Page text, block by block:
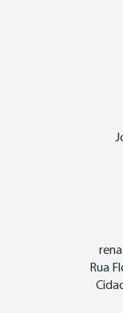
Rua